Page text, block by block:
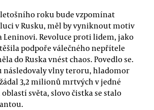
letošního roku bude vzpomínat
v Rusku, měl by vyniknout motiv
Leninovi. Revoluce proti lidem, jako
podpoře válečného nepřítele
do Ruska vnést chaos. Povedlo se.
následovaly vlny teroru, hladomor
3,2 milionů mrtvých v jedné
světa, slovo čistka se stalo